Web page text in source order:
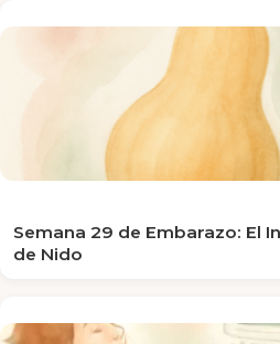
Semana 29 de Embarazo: El
de Nido